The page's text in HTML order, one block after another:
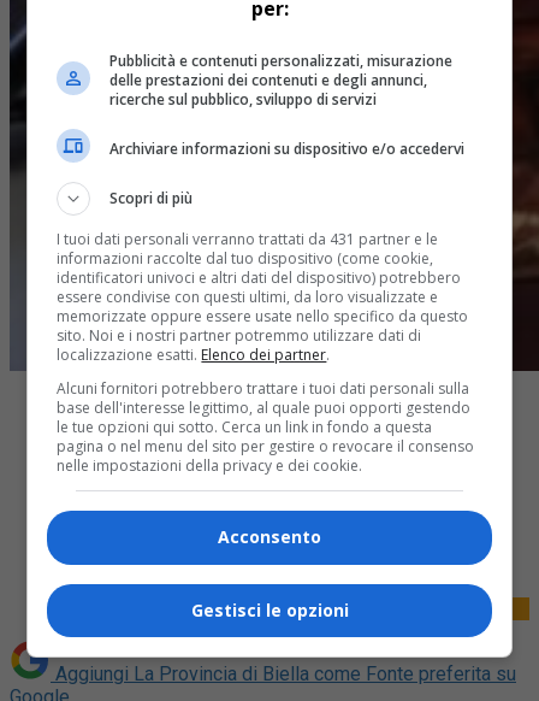
Share
Aggiungi La Provincia di Biella come Fonte preferita su
per:
Pubblicità e contenuti personalizzati, misurazione
delle prestazioni dei contenuti e degli annunci,
ricerche sul pubblico, sviluppo di servizi
Archiviare informazioni su dispositivo e/o accedervi
Scopri di più
I tuoi dati personali verranno trattati da 431 partner e le
informazioni raccolte dal tuo dispositivo (come cookie,
identificatori univoci e altri dati del dispositivo) potrebbero
essere condivise con questi ultimi, da loro visualizzate e
memorizzate oppure essere usate nello specifico da questo
sito. Noi e i nostri partner potremmo utilizzare dati di
localizzazione esatti. Elenco dei partner.
Alcuni fornitori potrebbero trattare i tuoi dati personali sulla
base dell'interesse legittimo, al quale puoi opporti gestendo
le tue opzioni qui sotto. Cerca un link in fondo a questa
pagina o nel menu del sito per gestire o revocare il consenso
nelle impostazioni della privacy e dei cookie.
Acconsento
Gestisci le opzioni